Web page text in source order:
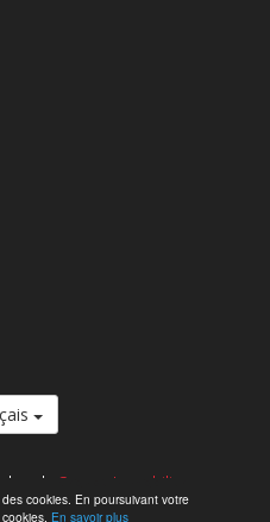
cookies. En poursuivant votre
En savoir plus
du
Groupe Immobilier.
© 2026 Tous droits